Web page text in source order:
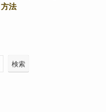
方法
検索